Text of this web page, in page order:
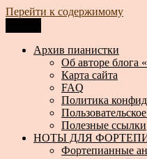
Перейти к содержимому
Архив пианистки
Всё для пианистов: ноты,
Архив пианистки
Об авторе блога
Карта сайта
FAQ
Политика
Полезные ссылки
НОТЫ ДЛЯ
Фортепианные